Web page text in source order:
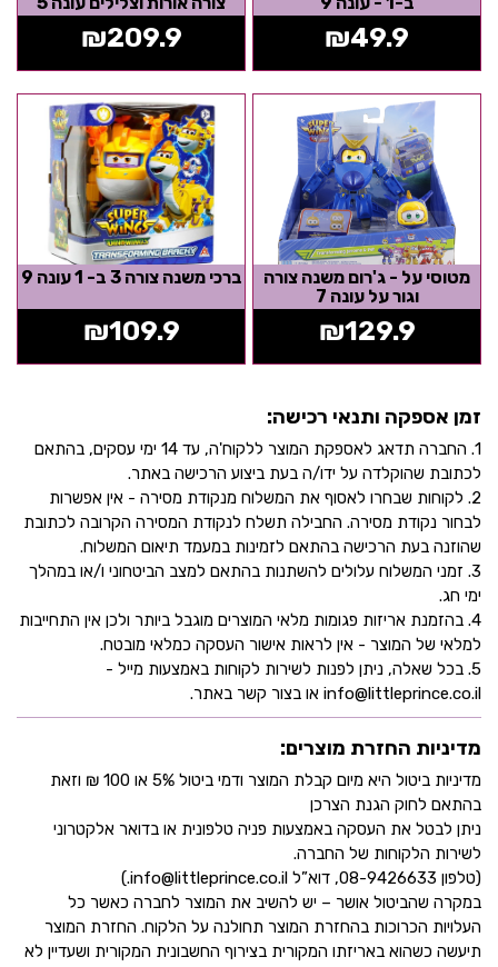
₪49.9
₪209.9
מטוסי על - ג'רום משנה צורה
וגור על עונה 7
₪129.9
ברכי משנה צורה 3 ב- 1 עונה 9
₪109.9
זמן אספקה ותנאי רכישה:
1. החברה תדאג לאספקת המוצר ללקוח'ה, עד 14 ימי עסקים, בהתאם
לכתובת שהוקלדה על ידו/ה בעת ביצוע הרכישה באתר.
2. לקוחות שבחרו לאסוף את המשלוח מנקודת מסירה - אין אפשרות
לבחור נקודת מסירה. החבילה תשלח לנקודת המסירה הקרובה לכתובת
שהוזנה בעת הרכישה בהתאם לזמינות במעמד תיאום המשלוח.
3. זמני המשלוח עלולים להשתנות בהתאם למצב הביטחוני ו/או במהלך
ימי חג.
4. בהזמנת אריזות פגומות מלאי המוצרים מוגבל ביותר ולכן אין התחייבות
למלאי של המוצר - אין לראות אישור העסקה כמלאי מובטח.
5. בכל שאלה, ניתן לפנות לשירות לקוחות באמצעות מייל -
info@littleprince.co.il או בצור קשר באתר.
מדיניות החזרת מוצרים:
מדיניות ביטול היא מיום קבלת המוצר ודמי ביטול 5% או 100 ₪ וזאת
בהתאם לחוק הגנת הצרכן
ניתן לבטל את העסקה באמצעות פניה טלפונית או בדואר אלקטרוני
לשירות הלקוחות של החברה.
(טלפון 08-9426633, דוא”ל info@littleprince.co.il.)
במקרה שהביטול אושר – יש להשיב את המוצר לחברה כאשר כל
העלויות הכרוכות בהחזרת המוצר תחולנה על הלקוח. החזרת המוצר
תיעשה כשהוא באריזתו המקורית בצירוף החשבונית המקורית ושעדיין לא